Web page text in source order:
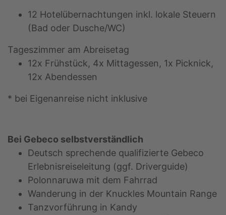
12 Hotelübernachtungen inkl. lokale Steuern
(Bad oder Dusche/WC)
Tageszimmer am Abreisetag
12x Frühstück, 4x Mittagessen, 1x Picknick,
12x Abendessen
* bei Eigenanreise nicht inklusive
Bei Gebeco selbstverständlich
Deutsch sprechende qualifizierte Gebeco
Erlebnisreiseleitung (ggf. Driverguide)
Polonnaruwa mit dem Fahrrad
Wanderung in der Knuckles Mountain Range
Tanzvorführung in Kandy